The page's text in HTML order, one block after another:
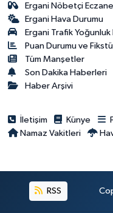
Ergani Nöbetçi
Ergani Hava Durumu
Ergani Trafik Yoğunluk
Puan Durumu ve
Tüm Manşetler
Son Dakika Haberleri
Haber Arşivi
İletişim Künye
Namaz Vakitleri
RSS